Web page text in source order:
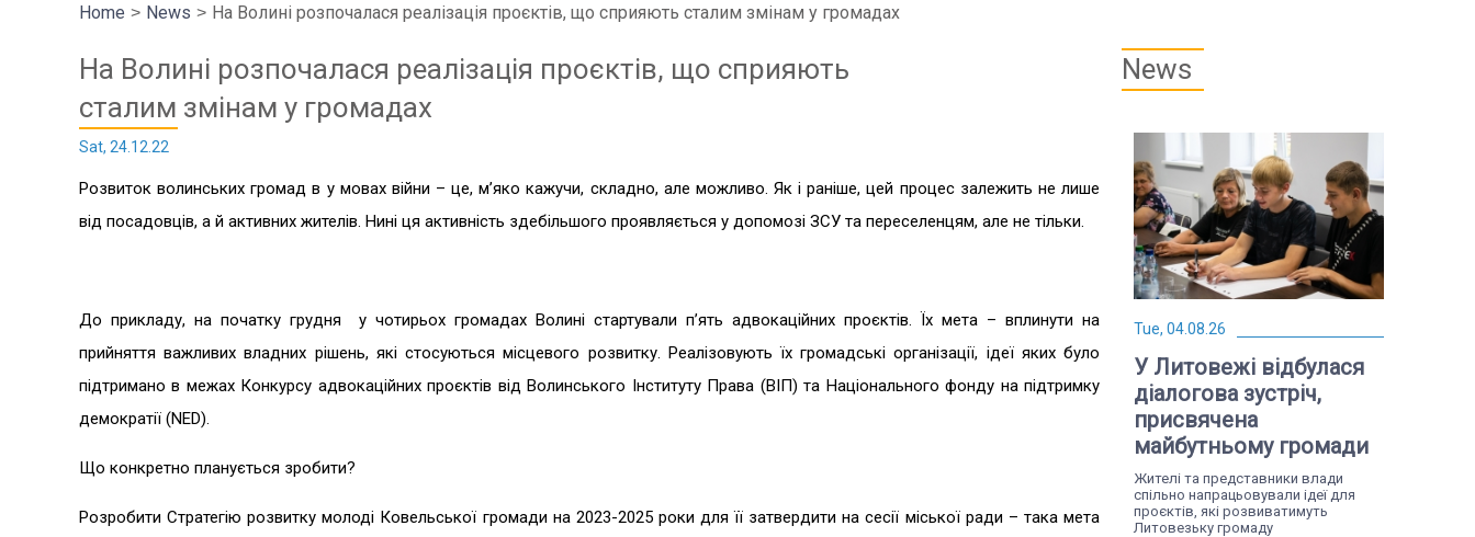
Home News На Волині розпочалася реалізація проєктів, що сприяють сталим змінам у громадах
На Волині розпочалася реалізація проєктів, що сприяють
сталим змінам у громадах
Sat, 24.12.22
Розвиток волинських громад в у мовах війни – це, м’яко кажучи, складно, але можливо. Як і раніше, цей процес залежить не лише
від посадовців, а й активних жителів. Нині ця активність здебільшого проявляється у допомозі ЗСУ та переселенцям, але не тільки.
До прикладу, на початку грудня у чотирьох громадах Волині стартували п’ять адвокаційних проєктів. Їх мета – вплинути на
прийняття важливих владних рішень, які стосуються місцевого розвитку. Реалізовують їх громадські організації, ідеї яких було
підтримано в межах Конкурсу адвокаційних проєктів від Волинського Інституту Права (ВІП) та Національного фонду на підтримку
демократії (NED).
Що конкретно планується зробити?
Розробити Стратегію розвитку молоді Ковельської громади на 2023-2025 роки для її затвердити на сесії міської ради – така мета
News
Tue, 04.08.26
У Литовежі відбулася
діалогова зустріч,
присвячена
майбутньому громади
Жителі та представники влади
спільно напрацьовували ідеї для
проєктів, які розвиватимуть
Литовезьку громаду